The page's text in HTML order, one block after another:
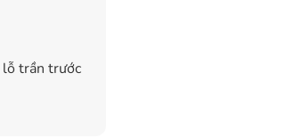
lỗ trần trước